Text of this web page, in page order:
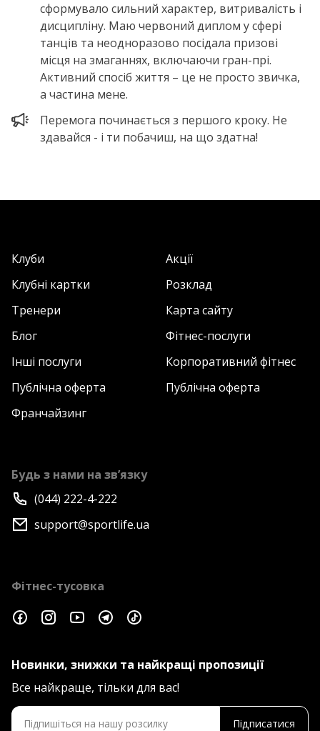
сформувало сильний характер, витривалість і
дисципліну. Маю червоний диплом у сфері
танців та неодноразово посідала призові
місця на змаганнях, включаючи гран-прі.
Активний спосіб життя – це не просто звичка,
а частина мене.
Перемога починається з першого кроку. Не
здавайся - і ти побачиш, на що здатна!
Клуби
Акції
Клубні картки
Розклад
Тренери
Карта сайту
Блог
Фітнес-послуги
Інші послуги
Корпоративний фітнес
Публічна оферта
Публічна оферта
Франчайзинг
Будь з нами на зв’язку
(044) 222-4-222
support@sportlife.ua
Фітнес-тусовка
Новинки, знижки та найкращі пропозиції
Все найкраще, тільки для вас!
Підписатися